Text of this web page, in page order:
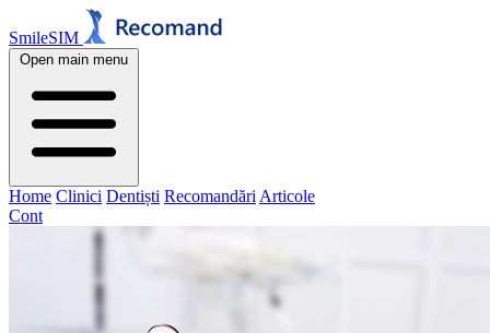
SmileSIM
Open main menu
Home Clinici Dentiști Recomandări Articole
Cont